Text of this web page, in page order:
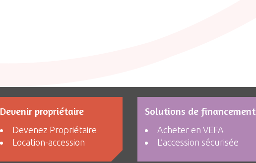
Devenir propriétaire
Devenez Propriétaire
Location-accession
Solutions de financement
Acheter en VEFA
L’accession sécurisée